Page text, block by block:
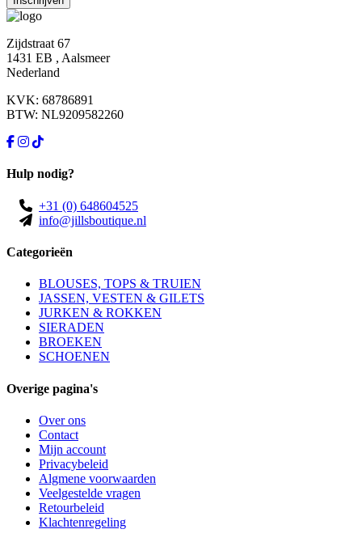
Zijdstraat 67
1431 EB , Aalsmeer
Nederland
KVK: 68786891
BTW: NL9209582260
Hulp nodig?
+31 (0) 648604525
info@jillsboutique.nl
Categorieën
BLOUSES, TOPS & TRUIEN
JASSEN, VESTEN & GILETS
JURKEN & ROKKEN
SIERADEN
BROEKEN
SCHOENEN
Overige pagina's
Over ons
Contact
Mijn account
Privacybeleid
Algmene voorwaarden
Veelgestelde vragen
Retourbeleid
Klachtenregeling